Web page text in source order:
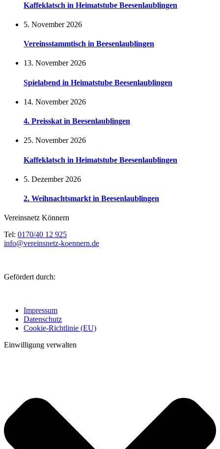
Kaffeklatsch in Heimatstube Beesenlaublingen
5. November 2026
Vereinsstammtisch in Beesenlaublingen
13. November 2026
Spielabend in Heimatstube Beesenlaublingen
14. November 2026
4. Preisskat in Beesenlaublingen
25. November 2026
Kaffeklatsch in Heimatstube Beesenlaublingen
5. Dezember 2026
2. Weihnachtsmarkt in Beesenlaublingen
Vereinsnetz Könnern
Tel: 0170/40 12 925
info@vereinsnetz-koennern.de
Gefördert durch:
Impressum
Datenschutz
Cookie-Richtlinie (EU)
Einwilligung verwalten